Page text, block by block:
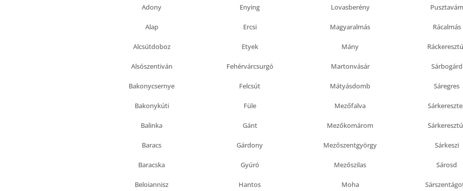
Adony Enying Lovasberény Pusztavám
Alap Ercsi Magyaralmás Rácalmás
Alcsútdoboz Etyek Mány
Alsószentiván Fehérvárcsurgó Martonvásár Sárbogárd
Bakonycsernye Felcsút Mátyásdomb Sáregres
Bakonykúti Füle Mezőfalva
Balinka Gánt Mezőkomárom
Baracs Gárdony Mezőszentgyörgy Sárkeszi
Baracska Gyúró Mezőszilas Sárosd
Beloiannisz Hantos Moha